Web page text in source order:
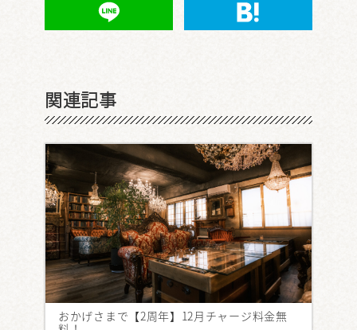
関連記事
おかげさまで【2周年】12月チャージ料金無